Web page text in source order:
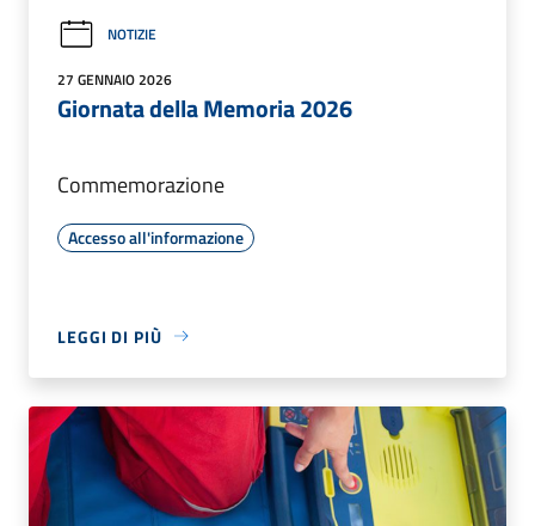
NOTIZIE
27 GENNAIO 2026
Giornata della Memoria 2026
Commemorazione
Accesso all'informazione
LEGGI DI PIÙ